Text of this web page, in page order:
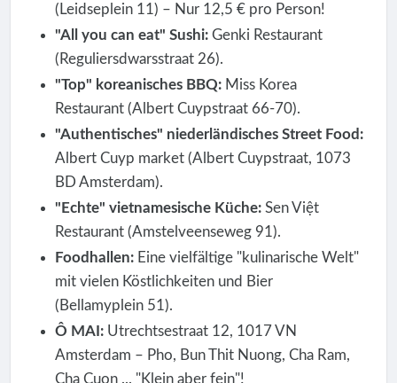
(Leidseplein 11) – Nur 12,5 € pro Person!
"All you can eat" Sushi:Genki Restaurant
(Reguliersdwarsstraat 26).
"Top" koreanisches BBQ:Miss Korea
Restaurant (Albert Cuypstraat 66-70).
"Authentisches" niederländisches Street Food:
Albert Cuyp market (Albert Cuypstraat, 1073
BD Amsterdam).
"Echte" vietnamesische Küche:Sen Việt
Restaurant (Amstelveenseweg 91).
Foodhallen:Eine vielfältige "kulinarische Welt"
mit vielen Köstlichkeiten und Bier
(Bellamyplein 51).
Ô MAI:Utrechtsestraat 12, 1017 VN
Amsterdam – Pho, Bun Thit Nuong, Cha Ram,
Cha Cuon ... "Klein aber fein"!